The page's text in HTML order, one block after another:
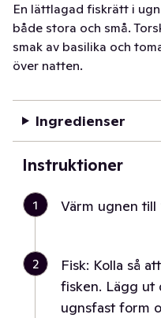
En lättlagad fiskrätt i
både stora och små.
smak av basilika och
över natten.
Ingredienser
Instruktioner
1 Värm ugnen till
2
Fisk: Kolla så
fisken. Lägg ut
ugnsfast form